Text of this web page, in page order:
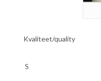
Kvaliteet/quality
S